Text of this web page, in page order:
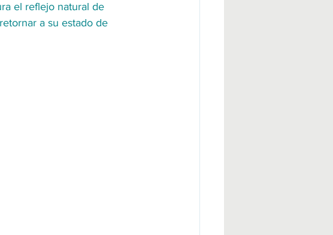
el reflejo natural de
a su estado de